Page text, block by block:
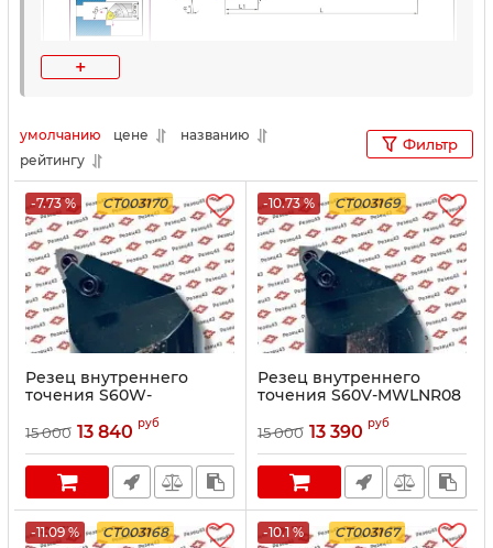
+
умолчанию цене
названию
рейтингу
Фильтр
-7.73 % CT003170
Резец внутреннего
точения S60W-
15 000 13 840 руб
-10.73 % CT003169
Резец внутреннего
точения S60V-MWLNR08
15 000 13 390 руб
-11.09 % CT003168 -10.1 % CT003167